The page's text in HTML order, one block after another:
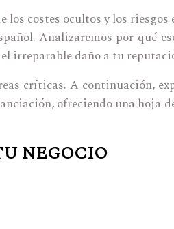
los costes ocultos y los riesgos
Analizaremos por qué
irreparable daño a tu
críticas. A continuación,
ofreciendo una hoja
NEGOCIO